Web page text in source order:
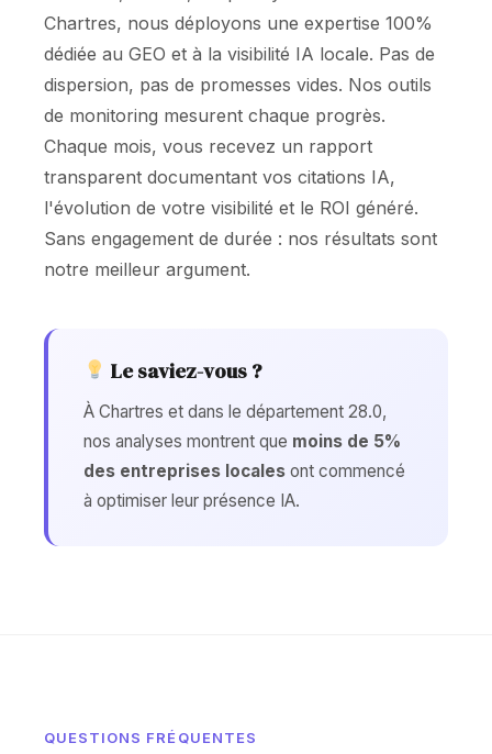
Chartres, nous déployons une expertise 100%
dédiée au GEO et à la visibilité IA locale. Pas de
dispersion, pas de promesses vides. Nos outils
de monitoring mesurent chaque progrès.
Chaque mois, vous recevez un rapport
transparent documentant vos citations IA,
l'évolution de votre visibilité et le ROI généré.
Sans engagement de durée : nos résultats sont
notre meilleur argument.
Le saviez-vous ?
À Chartres et dans le département 28.0,
nos analyses montrent que moins de 5%
des entreprises locales ont commencé
à optimiser leur présence IA.
QUESTIONS FRÉQUENTES